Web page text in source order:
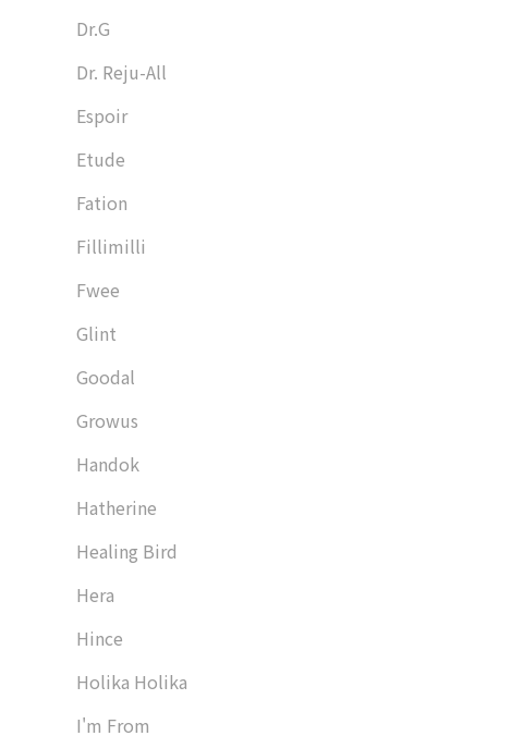
Dr.G
Dr. Reju-All
Espoir
Etude
Fation
Fillimilli
Fwee
Glint
Goodal
Growus
Handok
Hatherine
Healing Bird
Hera
Hince
Holika Holika
I'm From